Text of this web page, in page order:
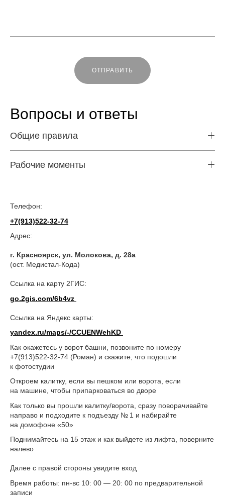
ОТПРАВИТЬ
Вопросы и ответы
Общие правила
Рабочие моменты
Телефон:
+7(913)522-32-74
Адрес:
г. Красноярск, ул. Молокова, д. 28а
(ост. Медистал-Кода)
Ссылка на карту 2ГИС:
go.2gis.com/6b4vz
Ссылка на Яндекс карты:
yandex.ru/maps/-/CCUENWehKD
Как окажетесь у ворот башни, позвоните по номеру
+7(913)522-32-74 (Роман) и скажите, что подошли
к фотостудии
Откроем калитку, если вы пешком или ворота, если
на машине, чтобы припарковаться во дворе
Как только вы прошли калитку/ворота, сразу поворачивайте
направо и подходите к подъезду № 1 и набирайте
на домофоне «50»
Поднимайтесь на 15 этаж и как выйдете из лифта, поверните
налево
Далее с правой стороны увидите вход
Время работы: пн-вс 10: 00 — 20: 00 по предварительной
записи